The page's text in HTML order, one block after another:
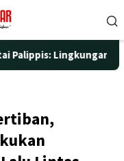
Lingkungan dan